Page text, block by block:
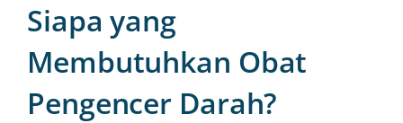
Siapa yang
Membutuhkan Obat
Pengencer Darah?